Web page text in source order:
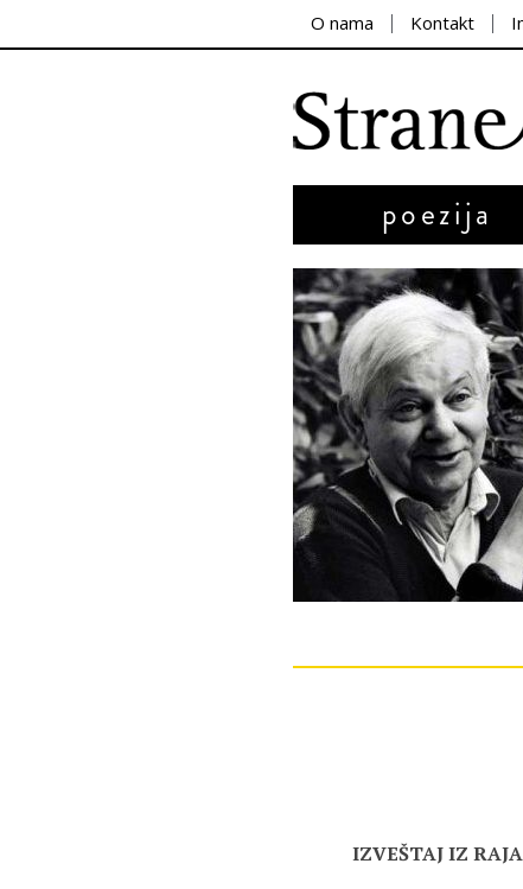
O nama Kontakt
poezija
IZVEŠTAJ IZ RAJA